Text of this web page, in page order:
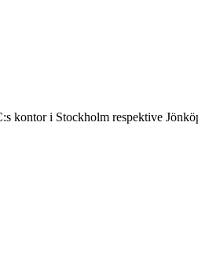
kontor i Stockholm respektive